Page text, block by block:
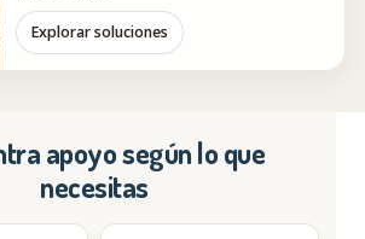
Explorar soluciones
apoyo según lo que
necesitas